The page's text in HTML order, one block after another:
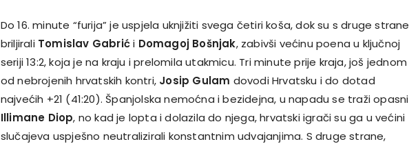
Do 16. minute “furija” je uspjela uknjižiti svega četiri koša, dok su s druge strane
briljirali Tomislav Gabrići Domagoj Bošnjak, zabivši većinu poena u ključnoj
seriji 13:2, koja je na kraju i prelomila utakmicu. Tri minute prije kraja, još jednom
od nebrojenih hrvatskih kontri, Josip Gulam dovodi Hrvatsku i do dotad
najvećih +21 (41:20). Španjolska nemoćna i bezidejna, u napadu se traži opasni
Illimane Diop, no kad je lopta i dolazila do njega, hrvatski igrači su ga u većini
slučajeva uspješno neutralizirali konstantnim udvajanjima. S druge strane,